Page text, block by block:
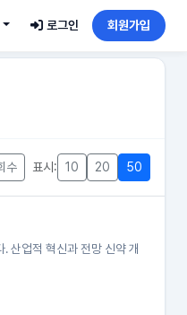
로그인 회원가입
수 표시: 10 20 50
산업적 혁신과 전망 신약 개